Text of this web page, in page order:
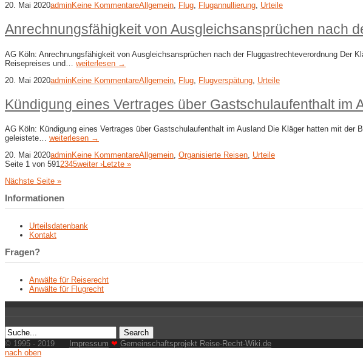
20. Mai 2020adminKeine KommentareAllgemein, Flug, Flugannullierung, Urteile
Anrechnungsfähigkeit von Ausgleichsansprüchen nach
AG Köln: Anrechnungsfähigkeit von Ausgleichsansprüchen nach der Fluggastrechteverordnung Der
Reisepreises und… weiterlesen →
20. Mai 2020adminKeine KommentareAllgemein Flug Flugverspätung Urteile
Kündigung eines Vertrages über Gastschulaufenthalt im
AG Köln: Kündigung eines Vertrages über Gastschulaufenthalt im Ausland Die Kläger hatten mit
geleistete… weiterlesen →
20. Mai 2020adminKeine KommentareAllgemein Organisierte Reisen Urteile
Seite 1 von 591 2345weiter ›Letzte »
Nächste Seite »
Informationen
Urteilsdatenbank
Kontakt
Fragen?
Anwälte für Reiserecht
Anwälte für Flugrecht
© 1995 - 2019 Impressum ❤ Gemeinschaftsprojekt Reise-Recht-Wiki.de
nach oben